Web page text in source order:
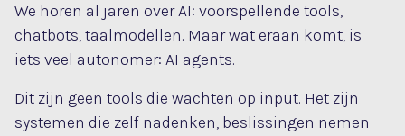
We horen al jaren over AI: voorspellende tools,
chatbots, taalmodellen. Maar wat eraan komt, is
iets veel autonomer: AI agents.
Dit zijn geen tools die wachten op input. Het zijn
systemen die zelf nadenken, beslissingen nemen